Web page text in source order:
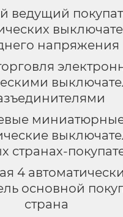
ведущий
напряжения
странах-
4
основной
страна